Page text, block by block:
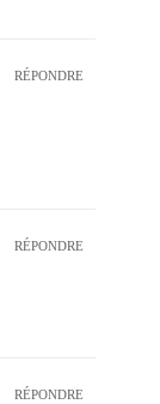
RÉPONDRE
RÉPONDRE
RÉPONDRE